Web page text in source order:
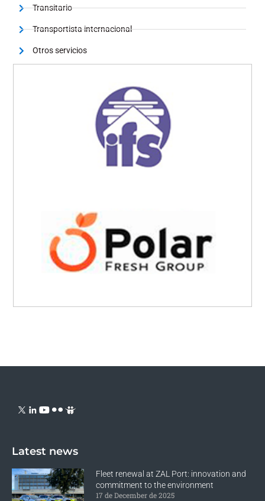
Transitario
Transportista internacional
Otros servicios
Latest news
Fleet renewal at ZAL Port: innovation and
commitment to the environment
17 de December de 2025